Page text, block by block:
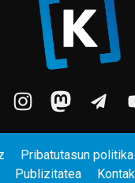
Pribatutasun politika
Publizitatea